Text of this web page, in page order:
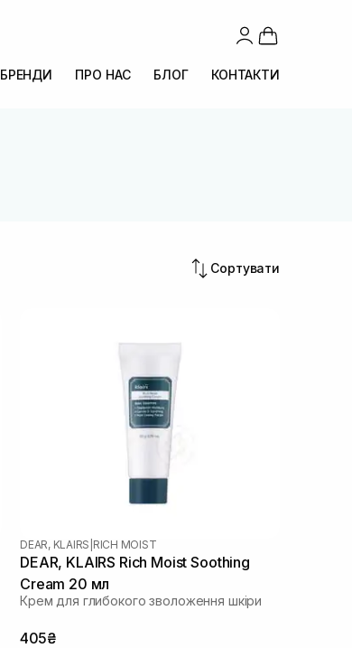
БРЕНДИ ПРО НАС БЛОГ КОНТАКТИ
Сортувати
DEAR, KLAIRS RICH MOIST
DEAR, KLAIRS Rich Moist Soothing
Cream 20 мл
Крем для глибокого зволоження шкіри
405₴